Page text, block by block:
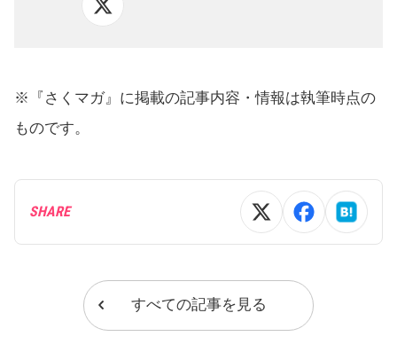
※『さくマガ』に掲載の記事内容・情報は執筆時点の
ものです。
SHARE
すべての記事を見る